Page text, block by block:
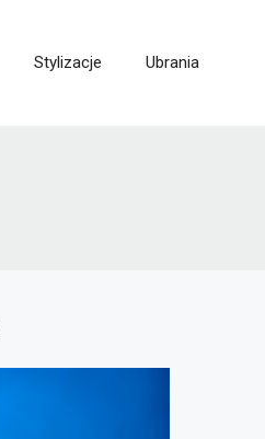
Stylizacje Ubrania